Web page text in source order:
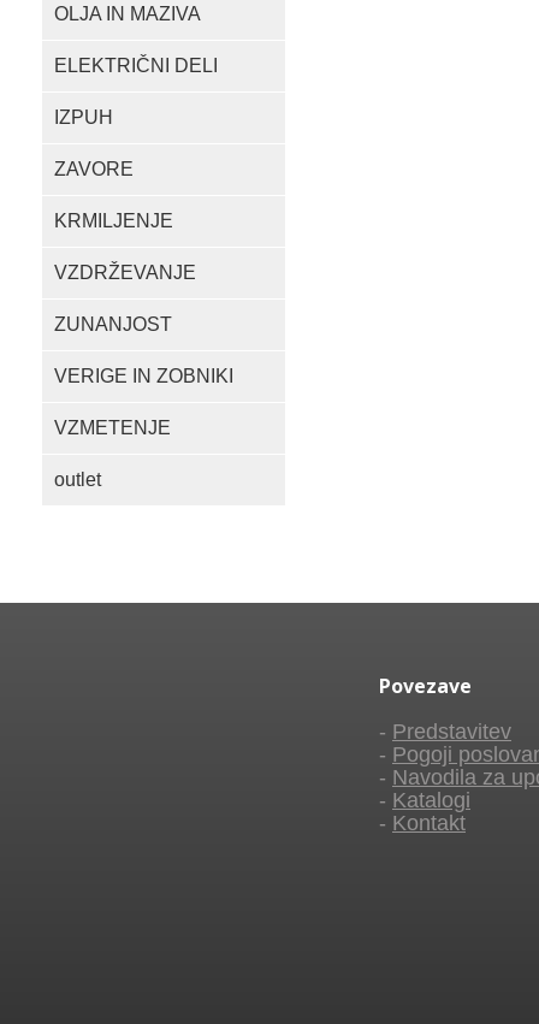
OLJA IN MAZIVA
ELEKTRIČNI DELI
IZPUH
ZAVORE
KRMILJENJE
VZDRŽEVANJE
ZUNANJOST
VERIGE IN ZOBNIKI
VZMETENJE
outlet
Povezave
- Predstavitev
- Pogoji
- Navodila za
- Katalogi
- Kontakt